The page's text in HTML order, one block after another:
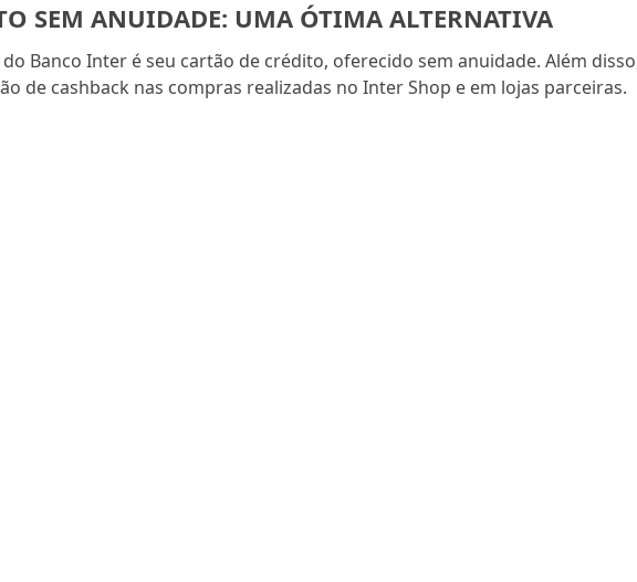
SEM ANUIDADE: UMA ÓTIMA ALTERNATIVA
Banco Inter é seu cartão de crédito, oferecido sem anuidade. Além
de cashback nas compras realizadas no Inter Shop e em lojas parceiras.